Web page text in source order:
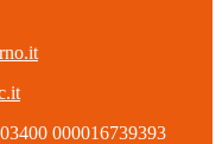
000016739393